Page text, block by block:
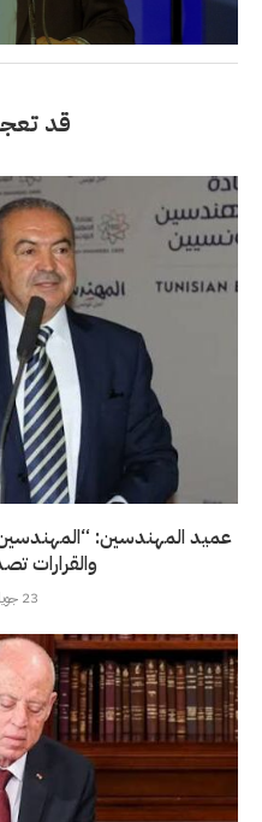
قد
عميد المهندسين:
والقرارات
23 جويلية، 2026